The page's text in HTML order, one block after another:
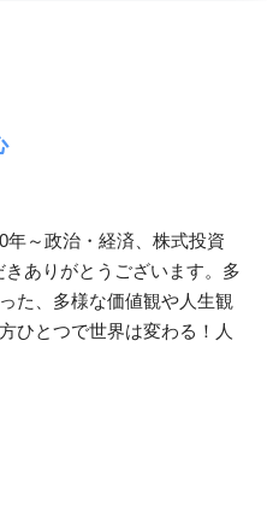
～政治・経済、株式投資
ありがとうございます。多
た、多様な価値観や人生観
ひとつで世界は変わる！人